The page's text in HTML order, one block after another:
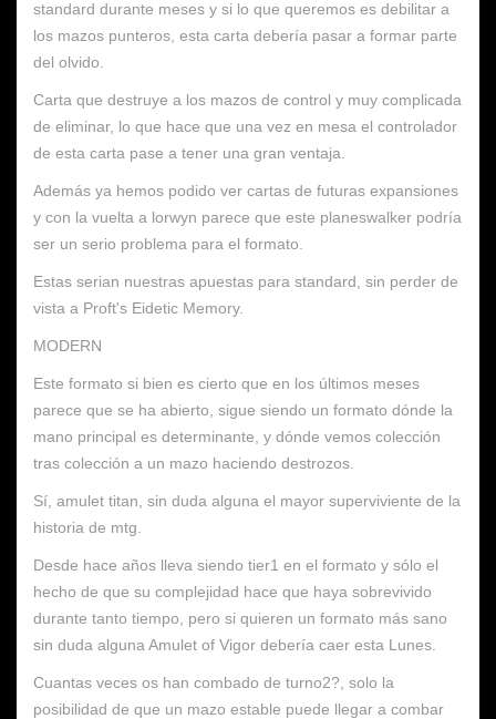
standard durante meses y si lo que queremos es debilitar a
los mazos punteros, esta carta debería pasar a formar parte
del olvido.
Carta que destruye a los mazos de control y muy complicada
de eliminar, lo que hace que una vez en mesa el controlador
de esta carta pase a tener una gran ventaja.
Además ya hemos podido ver cartas de futuras expansiones
y con la vuelta a lorwyn parece que este planeswalker podría
ser un serio problema para el formato.
Estas serian nuestras apuestas para standard, sin perder de
vista a Proft's Eidetic Memory.
MODERN
Este formato si bien es cierto que en los últimos meses
parece que se ha abierto, sigue siendo un formato dónde la
mano principal es determinante, y dónde vemos colección
tras colección a un mazo haciendo destrozos.
Sí, amulet titan, sin duda alguna el mayor superviviente de la
historia de mtg.
Desde hace años lleva siendo tier1 en el formato y sólo el
hecho de que su complejidad hace que haya sobrevivido
durante tanto tiempo, pero si quieren un formato más sano
sin duda alguna Amulet of Vigor debería caer esta Lunes.
Cuantas veces os han combado de turno2?, solo la
posibilidad de que un mazo estable puede llegar a combar